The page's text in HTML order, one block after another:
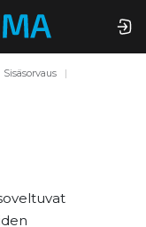
Sisäsorvaus